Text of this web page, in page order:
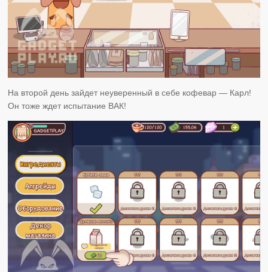
На второй день зайдет неуверенный в себе кофевар — Карл!
Он тоже ждет испытание ВАК!